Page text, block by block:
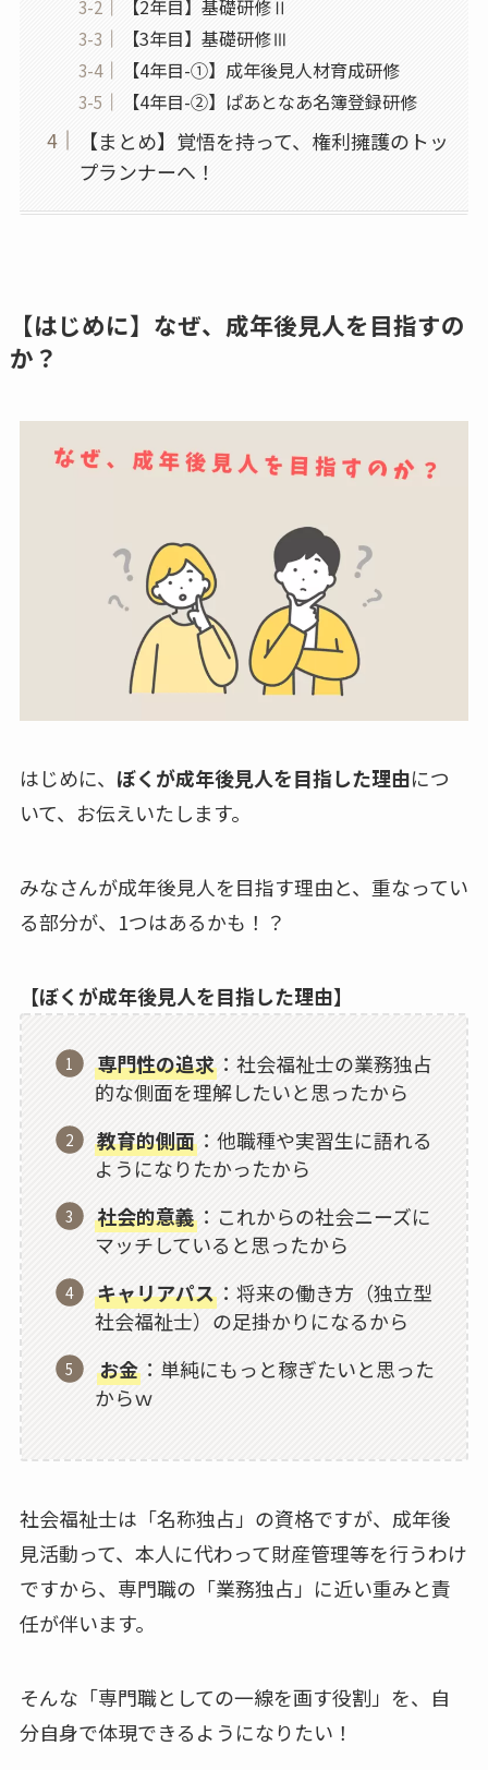
【2年目】基礎研修Ⅱ
【3年目】基礎研修Ⅲ
【4年目-①】成年後見人材育成研修
【4年目-②】ぱあとなあ名簿登録研修
【まとめ】覚悟を持って、権利擁護のトッ
プランナーへ！
【はじめに】なぜ、成年後見人を目指すの
か？
はじめに、 ぼくが成年後見人を目指した理由につ
いて、お伝えいたします。
みなさんが成年後見人を目指す理由と、重なってい
る部分が、1つはあるかも！？
【ぼくが成年後見人を目指した理由】
専門性の追求 ：社会福祉士の業務独占
的な側面を理解したいと思ったから
教育的側面 ：他職種や実習生に語れる
ようになりたかったから
社会的意義 ：これからの社会ニーズに
マッチしていると思ったから
キャリアパス ：将来の働き方（独立型
社会福祉士）の足掛かりになるから
お金 ：単純にもっと稼ぎたいと思った
からｗ
社会福祉士は「名称独占」の資格ですが、成年後
見活動って、本人に代わって財産管理等を行うわけ
ですから、専門職の「業務独占」に近い重みと責
任が伴います。
そんな「専門職としての一線を画す役割」を、自
分自身で体現できるようになりたい！